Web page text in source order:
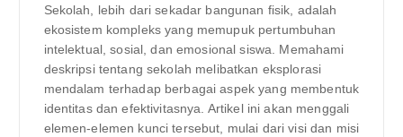
Sekolah, lebih dari sekadar bangunan fisik, adalah
ekosistem kompleks yang memupuk pertumbuhan
intelektual, sosial, dan emosional siswa. Memahami
deskripsi tentang sekolah melibatkan eksplorasi
mendalam terhadap berbagai aspek yang membentuk
identitas dan efektivitasnya. Artikel ini akan menggali
elemen-elemen kunci tersebut, mulai dari visi dan misi